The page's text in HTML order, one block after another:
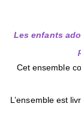
Les enfants
Cet ensemble
L’ensemble est